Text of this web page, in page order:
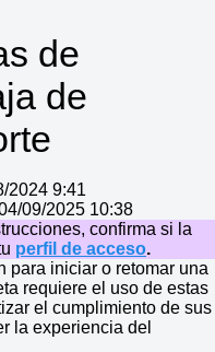
de
de
2024 9:41
09/2025 10:38
confirma si la
perfil de acceso.
para iniciar o retomar una
requiere el uso de estas
el cumplimiento de sus
la experiencia del